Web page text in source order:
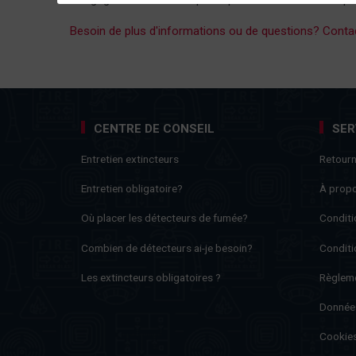
Besoin de plus d'informations ou de questions?
CENTRE DE CONSEIL
Entretien extincteurs
Entretien obligatoire?
Où placer les détecteurs de fumée?
Combien de détecteurs ai-je besoin?
Les extincteurs obligatoires ?
À